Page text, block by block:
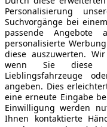
Personalisierung
Suchvorgänge bei
passende
personalisierte
diese auszuwerten.
wenn Sie diese
Lieblingsfahrzeuge
angeben. Dies
eine erneute Eingabe
Einwilligung werden
Ihnen kontaktierte